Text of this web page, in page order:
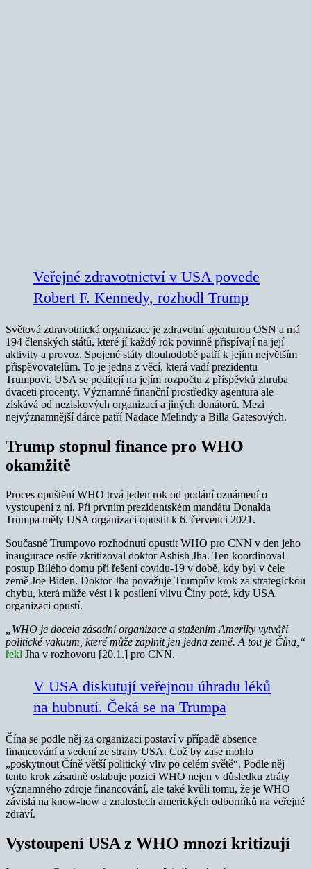
Veřejné zdravotnictví v USA povede
Robert F. Kennedy, rozhodl Trump
Světová zdravotnická organizace je zdravotní agenturou OSN a má
194 členských států, které jí každý rok povinně přispívají na její
aktivity a provoz. Spojené státy dlouhodobě patří k jejím největším
přispěvovatelům. To je jedna z věcí, která vadí prezidentu
Trumpovi. USA se podílejí na jejím rozpočtu z příspěvků zhruba
dvaceti procenty. Významné finanční prostředky agentura ale
získává od neziskových organizací a jiných donátorů. Mezi
nejvýznamnější dárce patří Nadace Melindy a Billa Gatesových.
Trump stopnul finance pro WHO
okamžitě
Proces opuštění WHO trvá jeden rok od podání oznámení o
vystoupení z ní. Při prvním prezidentském mandátu Donalda
Trumpa měly USA organizaci opustit k 6. červenci 2021.
Současné Trumpovo rozhodnutí opustit WHO pro CNN v den jeho
inaugurace ostře zkritizoval doktor Ashish Jha. Ten koordinoval
postup Bílého domu při řešení covidu-19 v době, kdy byl v čele
země Joe Biden. Doktor Jha považuje Trumpův krok za strategickou
chybu, která může vést i k posílení vlivu Číny poté, kdy USA
organizaci opustí.
„WHO je docela zásadní organizace a stažením Ameriky vytváří
politické vakuum, které může zaplnit jen jedna země. A tou je Čína,“
řekl Jha v rozhovoru [20.1.] pro CNN.
V USA diskutují veřejnou úhradu léků
na hubnutí. Čeká se na Trumpa
Čína se podle něj za organizaci postaví v případě absence
financování a vedení ze strany USA. Což by zase mohlo
„poskytnout Číně větší politický vliv po celém světě“. Podle něj
tento krok zásadně oslabuje pozici WHO nejen v důsledku ztráty
významného zdroje financování, ale také kvůli tomu, že je WHO
závislá na know-how a znalostech amerických odborníků na veřejné
zdraví.
Vystoupení USA z WHO mnozí kritizují